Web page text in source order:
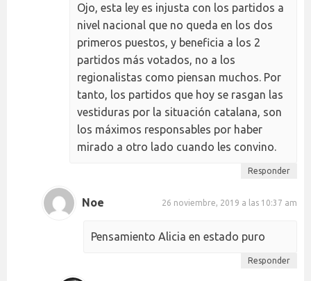
Ojo, esta ley es injusta con los partidos a
nivel nacional que no queda en los dos
primeros puestos, y beneficia a los 2
partidos más votados, no a los
regionalistas como piensan muchos. Por
tanto, los partidos que hoy se rasgan las
vestiduras por la situación catalana, son
los máximos responsables por haber
mirado a otro lado cuando les convino.
Responder
Noe 26 noviembre, 2019 a las 10:37 am
Pensamiento Alicia en estado puro
Responder